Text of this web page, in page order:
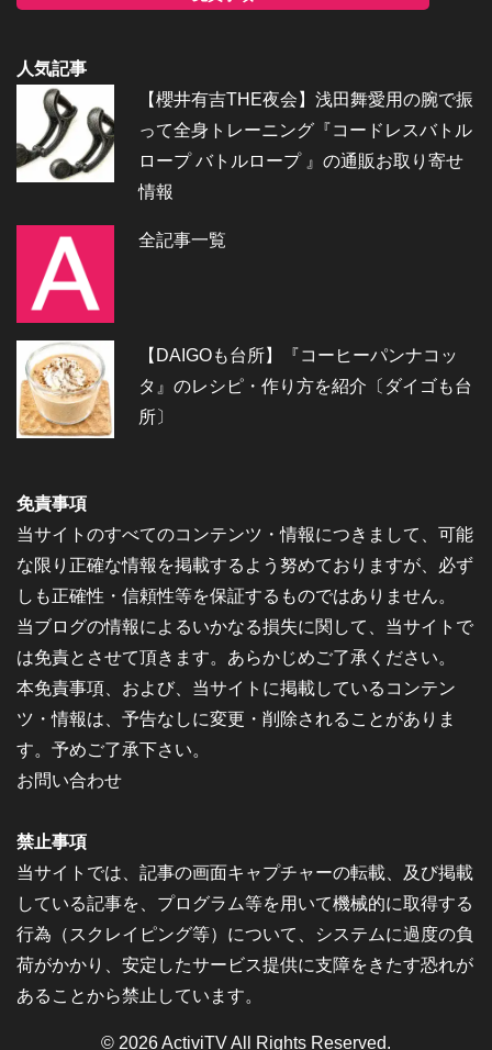
人気記事
【櫻井有吉THE夜会】浅田舞愛用の腕で振
って全身トレーニング『コードレスバトル
ロープ バトルロープ 』の通販お取り寄せ
情報
全記事一覧
【DAIGOも台所】『コーヒーパンナコッ
タ』のレシピ・作り方を紹介〔ダイゴも台
所〕
免責事項
当サイトのすべてのコンテンツ・情報につきまして、可能
な限り正確な情報を掲載するよう努めておりますが、必ず
しも正確性・信頼性等を保証するものではありません。
当ブログの情報によるいかなる損失に関して、当サイトで
は免責とさせて頂きます。あらかじめご了承ください。
本免責事項、および、当サイトに掲載しているコンテン
ツ・情報は、予告なしに変更・削除されることがありま
す。予めご了承下さい。
お問い合わせ
禁止事項
当サイトでは、記事の画面キャプチャーの転載、及び掲載
している記事を、プログラム等を用いて機械的に取得する
行為（スクレイピング等）について、システムに過度の負
荷がかかり、安定したサービス提供に支障をきたす恐れが
あることから禁止しています。
© 2026ActiviTVAll Rights Reserved.